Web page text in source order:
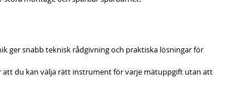
ger snabb teknisk rådgivning och praktiska lösningar för
du kan välja rätt instrument för varje mätuppgift utan att